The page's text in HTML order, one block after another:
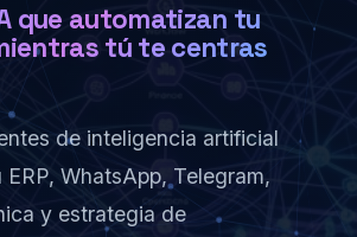
que automatizan tu
tú te centras
de inteligencia artificial
WhatsApp, Telegram,
y estrategia de